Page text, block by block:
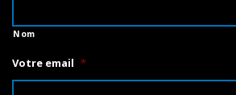
Nom
Votre email *